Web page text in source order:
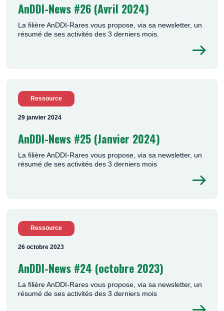
AnDDI-News #26 (Avril 2024)
La filière AnDDI-Rares vous propose, via sa newsletter, un
résumé de ses activités des 3 derniers mois.
Ressource
29 janvier 2024
AnDDI-News #25 (Janvier 2024)
La filière AnDDI-Rares vous propose, via sa newsletter, un
résumé de ses activités des 3 derniers mois
Ressource
26 octobre 2023
AnDDI-News #24 (octobre 2023)
La filière AnDDI-Rares vous propose, via sa newsletter, un
résumé de ses activités des 3 derniers mois